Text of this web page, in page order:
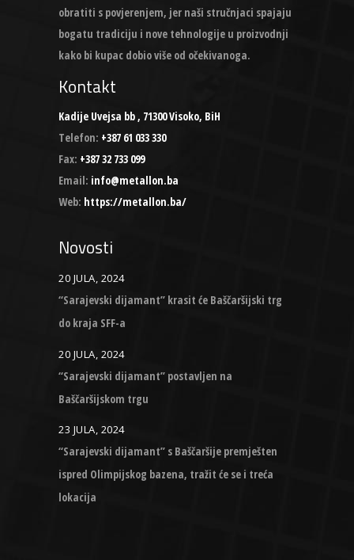
obratiti s povjerenjem, jer naši stručnjaci spajaju
bogatu tradiciju i nove tehnologije u proizvodnji
kako bi kupac dobio više od očekivanoga.
Kontakt
Kadije Uvejsa bb , 71300 Visoko, BiH
Telefon: +387 61 033 330
Fax: +387 32 733 099
Email: info@metallon.ba
Web: https://metallon.ba/
Novosti
20 JULA, 2024
“Sarajevski dijamant” krasit će Baščaršijski trg
do kraja SFF-a
20 JULA, 2024
“Sarajevski dijamant” postavljen na
Baščaršijskom trgu
23 JULA, 2024
“Sarajevski dijamant” s Baščaršije premješten
ispred Olimpijskog bazena, tražit će se i treća
lokacija